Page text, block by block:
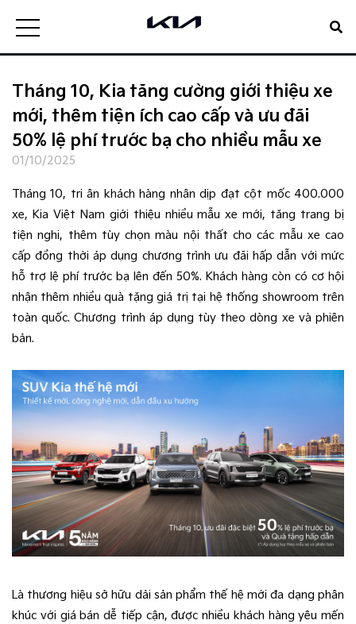
Tháng 10, Kia tăng cường giới thiệu xe
mới, thêm tiện ích cao cấp và ưu đãi
50% lệ phí trước bạ cho nhiều mẫu xe
01/10/2025
Tháng 10, tri ân khách hàng nhân dịp đạt cột mốc 400.000
xe, Kia Việt Nam giới thiệu nhiều mẫu xe mới, tăng trang bị
tiện nghi, thêm tùy chọn màu nội thất cho các mẫu xe cao
cấp đồng thời áp dụng chương trình ưu đãi hấp dẫn với mức
hỗ trợ lệ phí trước bạ lên đến 50%. Khách hàng còn có cơ hội
nhận thêm nhiều quà tặng giá trị tại hệ thống showroom trên
toàn quốc. Chương trình áp dụng tùy theo dòng xe và phiên
bản.
Là thương hiệu sở hữu dải sản phẩm thế hệ mới đa dạng phân
khúc với giá bán dễ tiếp cận, được nhiều khách hàng yêu mến